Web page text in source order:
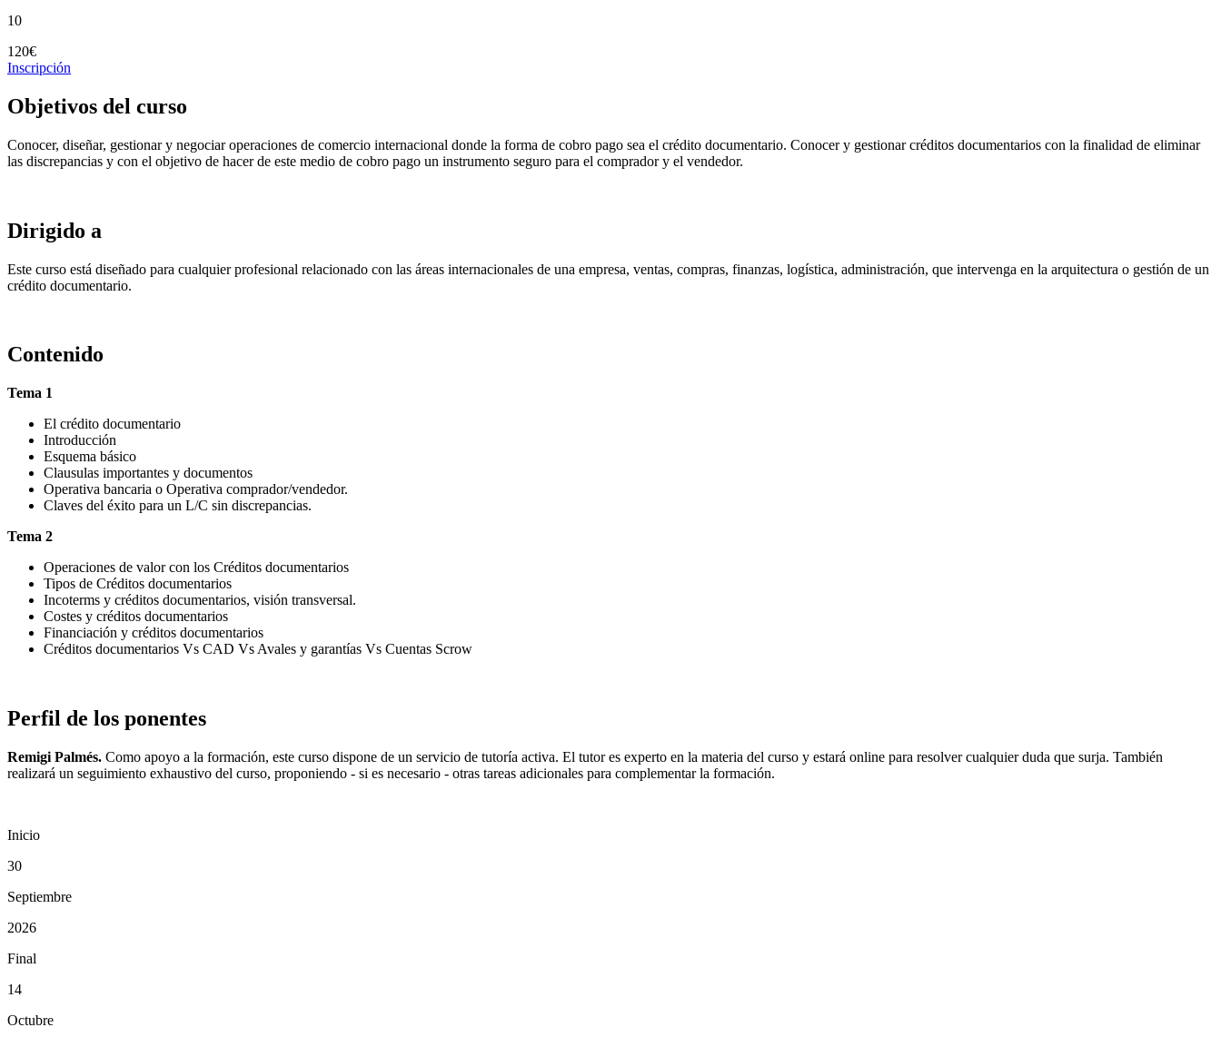
10
120€
Inscripción
Objetivos del curso
Conocer, diseñar, gestionar y negociar operaciones de comercio internacional donde la forma de cobro pago sea el crédito documentario. Conocer y gestionar créditos documentarios con la finalidad de eliminar
las discrepancias y con el objetivo de hacer de este medio de cobro pago un instrumento seguro para el comprador y el vendedor.
Dirigido a
Este curso está diseñado para cualquier profesional relacionado con las áreas internacionales de una empresa, ventas, compras, finanzas, logística, administración, que intervenga en la arquitectura o gestión de un
crédito documentario.
Contenido
Tema 1
El crédito documentario
Introducción
Esquema básico
Clausulas importantes y documentos
Operativa bancaria o Operativa comprador/vendedor.
Claves del éxito para un L/C sin discrepancias.
Tema 2
Operaciones de valor con los Créditos documentarios
Tipos de Créditos documentarios
Incoterms y créditos documentarios, visión transversal.
Costes y créditos documentarios
Financiación y créditos documentarios
Créditos documentarios Vs CAD Vs Avales y garantías Vs Cuentas Scrow
Perfil de los ponentes
Remigi Palmés. Como apoyo a la formación, este curso dispone de un servicio de tutoría activa. El tutor es experto en la materia del curso y estará online para resolver cualquier duda que surja. También
realizará un seguimiento exhaustivo del curso, proponiendo - si es necesario - otras tareas adicionales para complementar la formación.
Inicio
30
Septiembre
2026
Final
14
Octubre